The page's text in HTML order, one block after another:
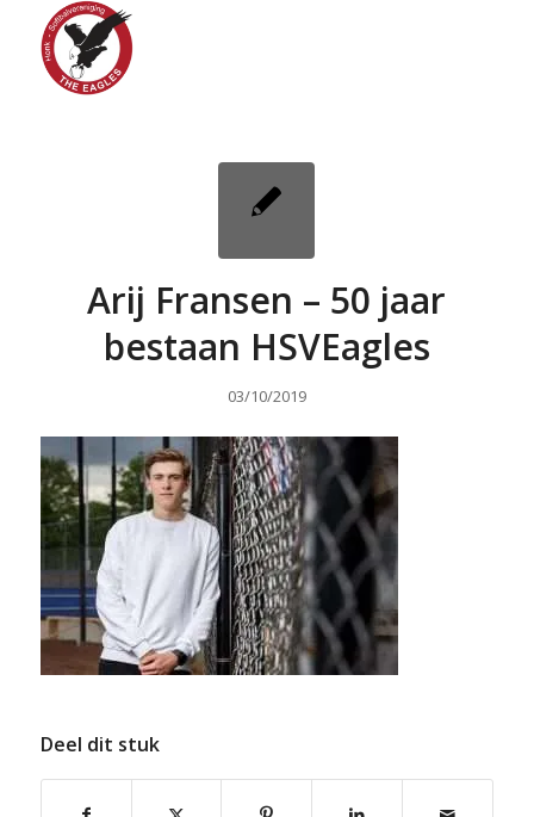
Arij Fransen – 50 jaar
bestaan HSVEagles
03/10/2019
Deel dit stuk